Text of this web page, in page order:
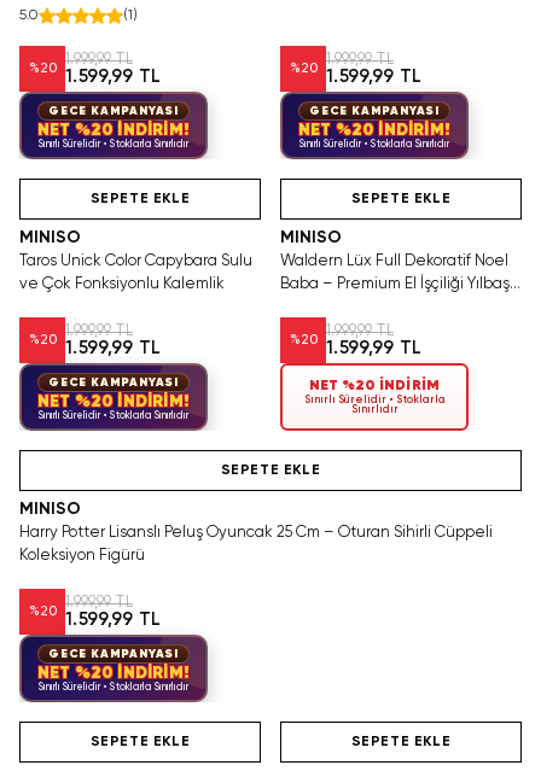
Kablosuz Ergonomik Tasarım Şarj
5.0 (1 )
%20
1.999,99 TL
1.599,99 TL
GECE KAMPANYASI
NET %20 İNDİRİM!
Sınırlı Sürelidir • Stoklarla Sınırlıdır
%20
1.999,99 TL
1.599,99 TL
GECE KAMPANYASI
NET %20 İNDİRİM!
Sınırlı Sürelidir • Stoklarla Sınırlıdır
SEPETE EKLE
MINISO
Taros Unick Color Capybara Sulu
ve Çok Fonksiyonlu Kalemlik
%20
1.999,99 TL
1.599,99 TL
GECE KAMPANYASI
NET %20 İNDİRİM!
Sınırlı Sürelidir • Stoklarla Sınırlıdır
Tükenmeden Satın Al
SEPETE EKLE
MINISO
Waldern Lüx Full Dekoratif Noel
Baba – Premium El İşçiliği Yılbaşı
%20
1.999,99 TL
1.599,99 TL
NET %20 İNDİRİM
Sınırlı Sürelidir • Stoklarla
Sınırlıdır
SEPETE EKLE
MINISO
Harry Potter Lisanslı Peluş Oyuncak 25 Cm – Oturan Sihirli Cüppeli
Koleksiyon Figürü
%20
1.999,99 TL
1.599,99 TL
GECE KAMPANYASI
NET %20 İNDİRİM!
Sınırlı Sürelidir • Stoklarla Sınırlıdır
SEPETE EKLE SEPETE EKLE